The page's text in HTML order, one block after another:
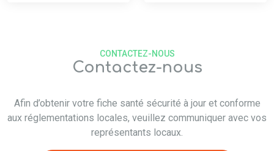
Contactez-nous
CONTACTEZ-NOUS
Afin d’obtenir votre fiche santé sécurité à jour et conforme
aux réglementations locales, veuillez communiquer avec vos
représentants locaux.